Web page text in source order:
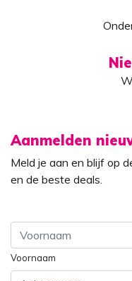
Aanmelden
Meld je aan en blijf op
en de beste deals.
Voornaam